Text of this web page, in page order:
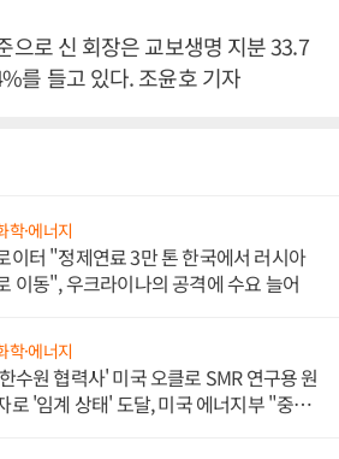
으로 신 회장은 교보생명 지분 33.7
를 들고 있다. 조윤호 기자
학·에너지
이터 "정제연료 3만 톤 한국에서 러시아
이동", 우크라이나의 공격에 수요 늘어
학·에너지
수원 협력사' 미국 오클로 SMR 연구용 원
로 '임계 상태' 도달, 미국 에너지부 "중요